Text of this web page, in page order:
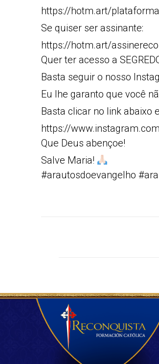
https://hotm.art/
Se quiser ser assinante:
https://hotm.art/
Quer ter acesso a
Basta seguir o nosso
Eu lhe garanto que você
Basta clicar no link abaixo
https://
Que Deus abençoe!
Salve Maria!
#arautosdoevangelho